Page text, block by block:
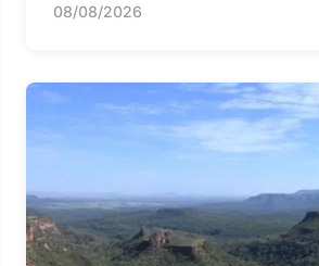
08/08/2026